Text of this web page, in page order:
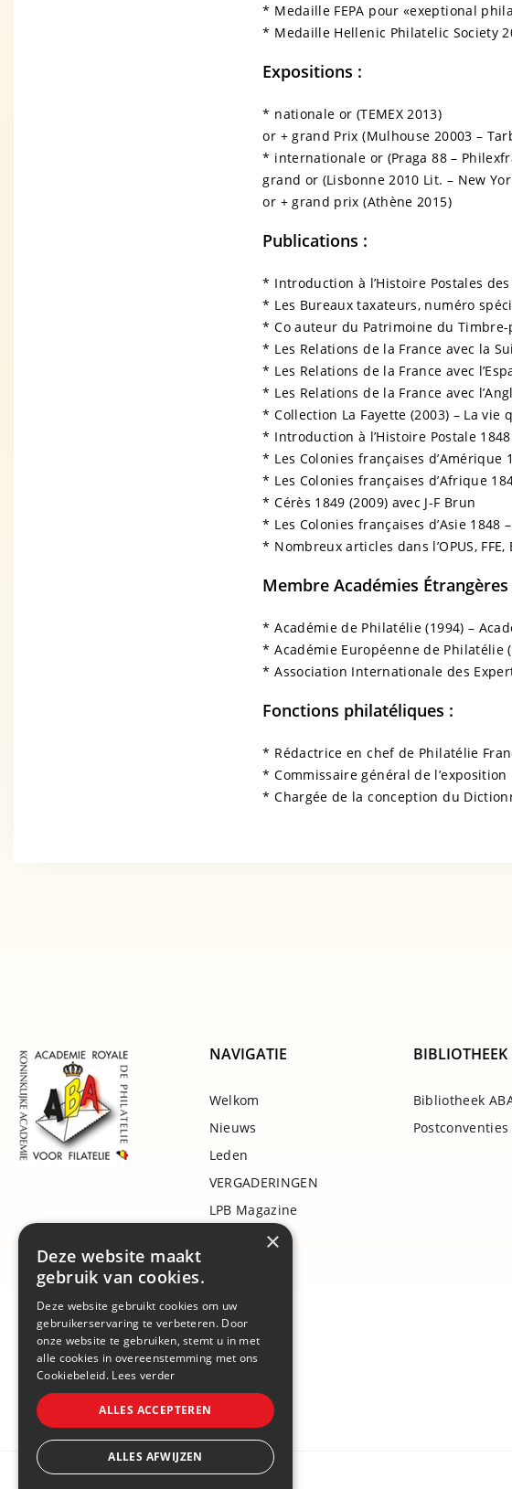
* Medaille FEPA pour «exeptional
* Medaille Hellenic Philatelic Society
Expositions :
* nationale or (TEMEX 2013)
or + grand Prix (Mulhouse 20003 –
* internationale or (Praga 88 –
grand or (Lisbonne 2010 Lit. – New
or + grand prix (Athène 2015)
Publications :
* Introduction à l’Histoire Postales
* Les Bureaux taxateurs, numéro
* Co auteur du Patrimoine du
* Les Relations de la France avec la
* Les Relations de la France avec
* Les Relations de la France avec
* Collection La Fayette (2003) – La vie
* Introduction à l’Histoire Postale 1848
* Les Colonies françaises d’Amérique
* Les Colonies françaises d’Afrique
* Cérès 1849 (2009) avec J-F Brun
* Les Colonies françaises d’Asie 1848
* Nombreux articles dans l’OPUS,
Membre Académies
* Académie de Philatélie (1994) –
* Académie Européenne de Philatélie
* Association Internationale des
Fonctions philatéliques :
* Rédactrice en chef de Philatélie
* Commissaire général de
* Chargée de la conception du
NAVIGATIE
Welkom
Nieuws
Leden
VERGADERINGEN
LPB Magazine
Projecten
Awards
Q&A
BIBLIOTHEEK
Bibliotheek
Postconventies
×
Deze website maakt
gebruik van cookies.
Deze website gebruikt cookies om uw
gebruikerservaring te verbeteren. Door
onze website te gebruiken, stemt u in met
alle cookies in overeenstemming met ons
Cookiebeleid. Lees verder
ALLES ACCEPTEREN
ALLES AFWIJZEN